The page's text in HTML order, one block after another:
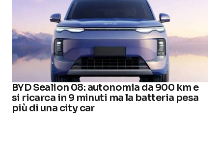
BYD Sealion 08: autonomia da 900 km e
si ricarca in 9 minuti ma la batteria pesa
più di una city car